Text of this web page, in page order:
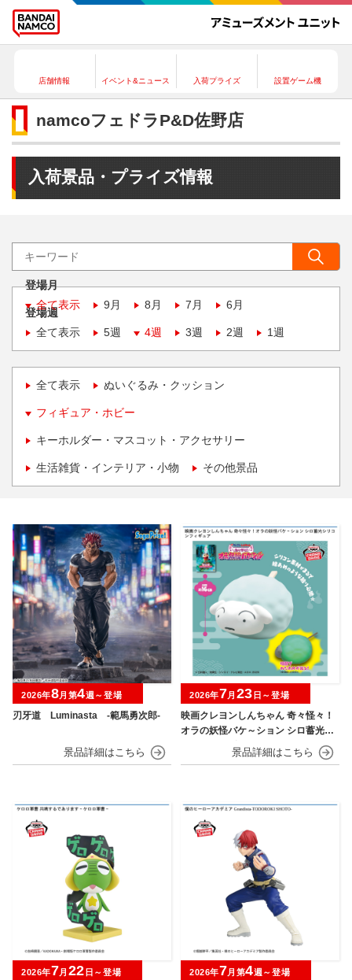
店舗情報 イベント&ニュース 入荷プライズ 設置ゲーム機
namcoフェドラP&D佐野店
入荷景品・プライズ情報
登場月
全て表示
9月 8月 7月 6月
登場週
全て表示
5週 4週 3週 2週 1週
全て表示 ぬいぐるみ・クッション
フィギュア・ホビー
キーホルダー・マスコット・アクセサリー
生活雑貨・インテリア・小物 その他景品
刃牙道 Luminasta ‐範馬勇次郎‐
2026年8月第4週～登場
映画クレヨンしんちゃん 奇々怪々！
オラの妖怪バケ～ション シロ蓄光シ
リコンフィギュア
2026年7月 23 日～登場
2026年7月 22 日～登場 2026年7月第4週～登場